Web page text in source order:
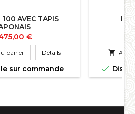
100 AVEC TAPIS
€
panier Détails
sur commande

